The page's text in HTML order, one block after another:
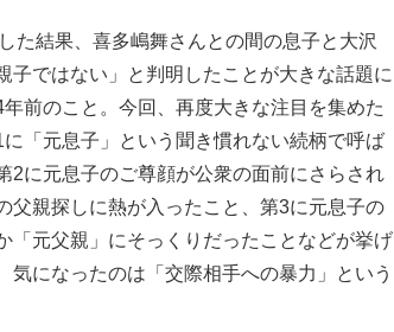
た結果、喜多嶋舞さんとの間の息子と大沢
子ではない」と判明したことが大きな話題に
前のこと。今回、再度大きな注目を集めた
「元息子」という聞き慣れない続柄で呼ば
2に元息子のご尊顔が公衆の面前にさらされ
父親探しに熱が入ったこと、第3に元息子の
「元父親」にそっくりだったことなどが挙げ
気になったのは「交際相手への暴力」という